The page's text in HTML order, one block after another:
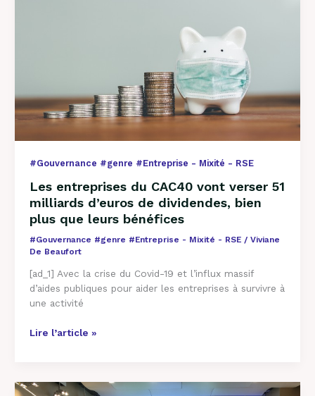
#Gouvernance #genre #Entreprise - Mixité - RSE
Les entreprises du CAC40 vont verser 51
milliards d’euros de dividendes, bien
plus que leurs bénéfices
#Gouvernance #genre #Entreprise - Mixité - RSE/ Viviane
De Beaufort
[ad_1] Avec la crise du Covid-19 et l’influx massif
d’aides publiques pour aider les entreprises à survivre à
une activité
dividendes,
bien
leurs
Lire l’article »
Lors